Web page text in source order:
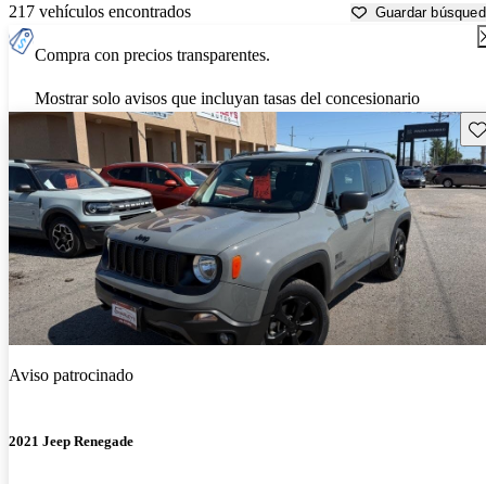
217 vehículos encontrados Guardar
Compra con precios transparentes.
Mostrar solo avisos que incluyan tasas del concesionario
Aviso patrocinado
2021 Jeep Renegade